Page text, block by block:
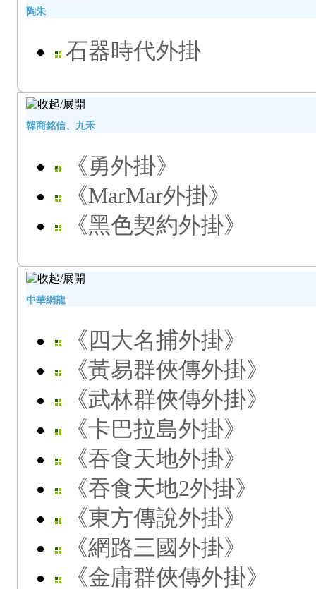
陶朱
石器時代外掛
韓商銘信、九禾
《勇外掛》
《MarMar外掛》
《黑色契約外掛》
中華網龍
《四大名捕外掛》
《黃易群俠傳外掛》
《武林群俠傳外掛》
《卡巴拉島外掛》
《吞食天地外掛》
《吞食天地2外掛》
《東方傳說外掛》
《網路三國外掛》
《金庸群俠傳外掛》